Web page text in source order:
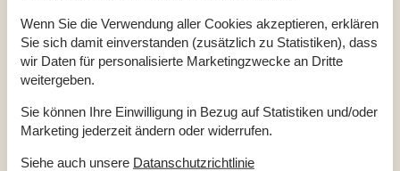
Entfernung Einkauf / Ganzjahresgeschäft 2 km
Entfernung Restaurant 2 km
Entfernung Strand / Sand-, Kieselstrand 100 m
Entfernung zum Golfplatz
Energie/Heizung
Elektroheizung
Kaminofen
Wärmepumpe
Wenn Sie die Verwendung aller Cookies akzeptieren, erklären
Sie sich damit einverstanden (zusätzlich zu Statistiken), dass
wir Daten für personalisierte Marketingzwecke an Dritte
weitergeben.
Sie können Ihre Einwilligung in Bezug auf Statistiken und/oder
Marketing jederzeit ändern oder widerrufen.
Siehe auch unsere Datanschutzrichtlinie